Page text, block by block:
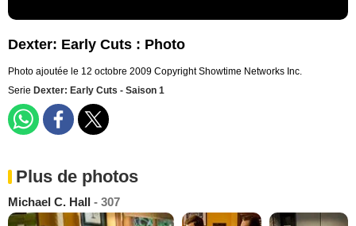
Dexter: Early Cuts : Photo
Photo ajoutée le 12 octobre 2009 Copyright Showtime Networks Inc.
Serie Dexter: Early Cuts - Saison 1
Plus de photos
Michael C. Hall - 307